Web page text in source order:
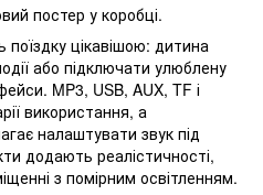
постер у коробці.
цікавішою: дитина
або підключати улюблену
MP3, USB, AUX, TF і
використання, а
налаштувати звук під
додають реалістичності,
з помірним освітленням.